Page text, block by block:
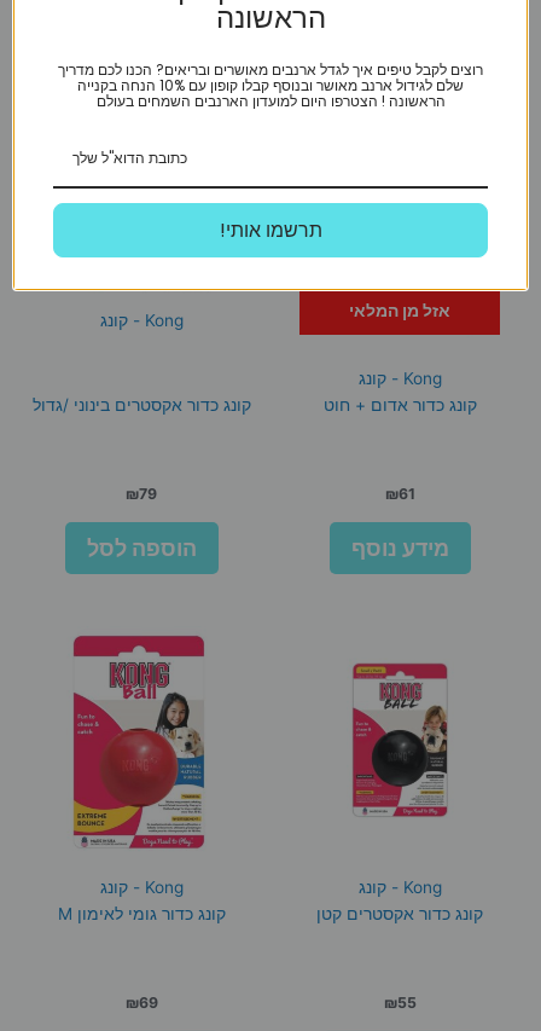
אזל מן המלאי
Kong - קונג
קונג כדור אדום + חוט
₪61
מידע נוסף
Kong - קונג
קונג כדור אקסטרים בינוני /גדול
₪79
הוספה לסל
Kong - קונג
קונג כדור אקסטרים קטן
₪55
Kong - קונג
קונג כדור גומי לאימון M
₪69
הראשונה
רוצים לקבל טיפים איך לגדל ארנבים מאושרים ובריאים? הכנו לכם מדריך
שלם לגידול ארנב מאושר ובנוסף קבלו קופון עם 10% הנחה בקנייה
הראשונה ! הצטרפו היום למועדון הארנבים השמחים בעולם
!תרשמו אותי